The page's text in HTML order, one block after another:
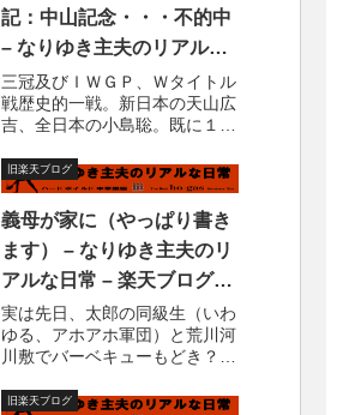
記：中山記念・・・不的中
– なりゆき主夫のリアルな
日常 – 楽天ブログ（Blog）
三冠及びＩＷＧＰ、Ｗタイトル
戦歴史的一戦。新日本の天山広
吉、全日本の小島聡。既に１０
イオン杯。８５年から８７年ま
での第１期には蝶野、橋本、武
藤、船木（誠勝）、山田（ライ
ガー）等が戦った時代があっ
た。そこから６年あ...
旧楽天ブログ
義母が家に（やっぱり書き
ます） – なりゆき主夫のリ
アルな日常 – 楽天ブログ
（Blog）
実は先日、太郎の同級生（いわ
ゆる、アホアホ軍団）と荒川河
川敷でバーベキューもどき？パ
えていた訳であるが、義母ネタ
旧楽天ブログ